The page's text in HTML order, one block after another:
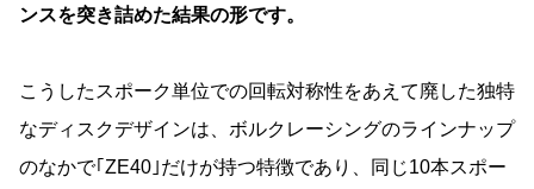
ンスを突き詰めた結果の形です。
こうしたスポーク単位での回転対称性をあえて廃した独特
なディスクデザインは、ボルクレーシングのラインナップ
のなかで｢ZE40｣だけが持つ特徴であり、同じ10本スポー